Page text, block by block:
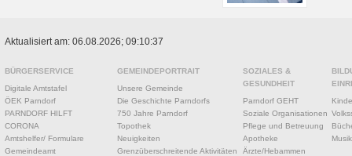
Aktualisiert am: 06.08.2026; 09:10:37
BÜRGERSERVICE
Digitale Amtstafel
ÖEK Parndorf
PARNDORF HILFT
CORONA
Amtshelfer/ Formulare
Gemeindeamt
GEMEINDEPORTRAIT
Unsere Gemeinde
Die Geschichte Parndorfs
750 Jahre Parndorf
Topothek
Neuigkeiten
Grenzüberschreitende Aktivitäten
SOZIALES &
GESUNDHEIT
Parndorf GEHT
Soziale Organisationen
Pflege und Betreuung
Apotheke
Ärzte/Hebammen